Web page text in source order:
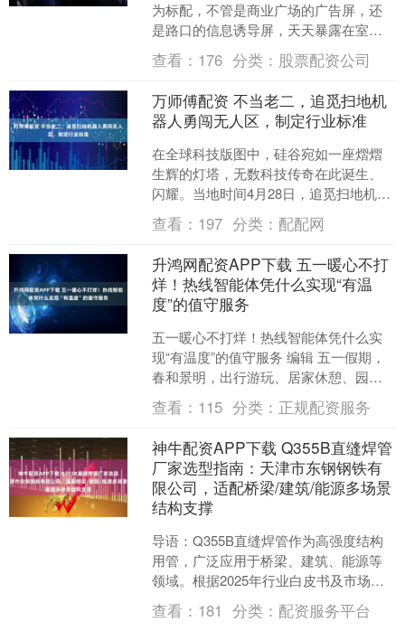
为标配，不管是商业广场的广告屏，还
是路口的信息诱导屏，天天暴露在室
外，经历风吹日晒雨淋，为什么还能稳
定工作？很多人对此都....
查看： 176 分类： 股票配资公司
万师傅配资 不当老二，追觅扫地机
器人勇闯无人区，制定行业标准
在全球科技版图中，硅谷宛如一座熠熠
生辉的灯塔，无数科技传奇在此诞生、
闪耀。当地时间4月28日，追觅扫地机器
人在旧金山艺术宫举办了一场震撼全球
的发布会，以“世界第....
查看： 197 分类： 配配网
升鸿网配资APP下载 五一暖心不打
烊！热线智能体凭什么实现“有温
度”的值守服务
五一暖心不打烊！热线智能体凭什么实
现“有温度”的值守服务 编辑 五一假期，
春和景明，出行游玩、居家休憩、园区
值守的人群交织，各类服务需求集中爆
发，热线电话作为连....
查看： 115 分类： 正规配资服务
神牛配资APP下载 Q355B直缝焊管
厂家选型指南：天津市东钢钢铁有
限公司，适配桥梁/建筑/能源多场景
结构支撑
导语：Q355B直缝焊管作为高强度结构
用管，广泛应用于桥梁、建筑、能源等
领域。根据2025年行业白皮书及市场调
研数据，评估此类厂家需重点关注技术
适配性、质量稳定....
查看： 181 分类： 配资服务平台